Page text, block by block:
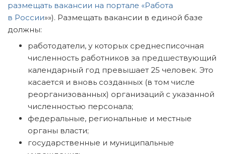
размещать вакансии на портале «Работа
в России»»). Размещать вакансии в единой базе
должны:
работодатели, у которых среднесписочная
численность работников за предшествующий
календарный год превышает 25 человек. Это
касается и вновь созданных (в том числе
реорганизованных) организаций с указанной
численностью персонала;
федеральные, региональные и местные
органы власти;
государственные и муниципальные